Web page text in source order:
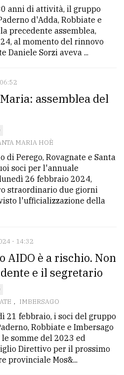
anni di attività, il gruppo
d'Adda, Robbiate e
precedente assemblea,
al momento del rinnovo
Sorzi aveva ...
assemblea del
MARIA HOÈ
di Perego, Rovagnate e Santa
soci per l'annuale
26 febbraio 2024,
straordinario due giorni
l'ufficializzazione della
- 14:32
AIDO è a rischio. Non
e il segretario
, IMBERSAGO
21 febbraio, i soci del gruppo
Robbiate e Imbersago
somme del 2023 ed
Direttivo per il prossimo
provinciale Mos&...